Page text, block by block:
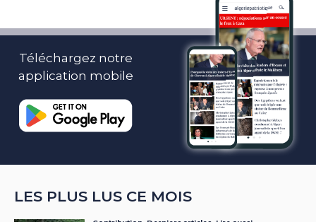
Téléchargez notre
application mobile
LES PLUS LUS CE MOIS